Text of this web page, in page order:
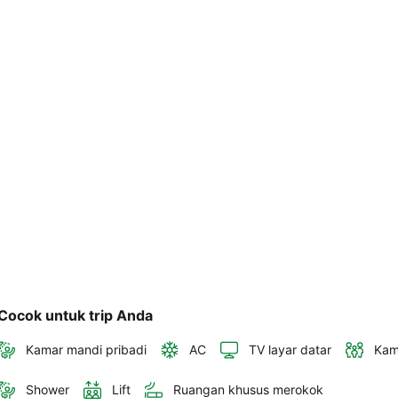
untuk trip Anda
Kamar mandi pribadi AC TV layar datar
Shower Lift Ruangan khusus merokok